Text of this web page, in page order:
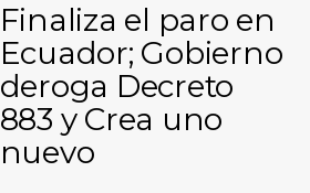
Finaliza el paro en
Ecuador; Gobierno
deroga Decreto
883 y Crea uno
nuevo